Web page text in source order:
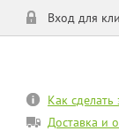
Вход для
Как сделать
Доставка и